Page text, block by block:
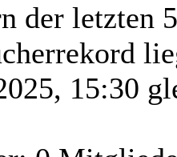
der letzten
15:30